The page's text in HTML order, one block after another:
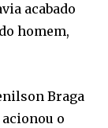
acabado
homem,
Braga
o